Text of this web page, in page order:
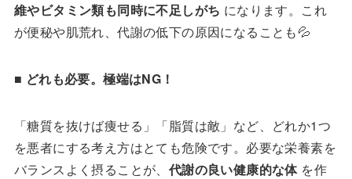
維やビタミン類も同時に不足しがち になります。これ
が便秘や肌荒れ、代謝の低下の原因になることも💦
■ どれも必要。極端はNG ！
「糖質を抜けば痩せる」「脂質は敵」など、どれか1つ
を悪者にする考え方はとても危険です。必要な栄養素を
バランスよく摂ることが、 代謝の良い健康的な体を作